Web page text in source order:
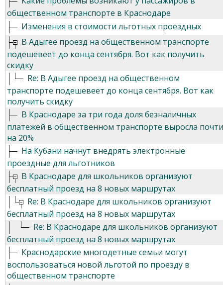
общественном транспорте в Краснодаре
Изменения в стоимости льготных проездных
В Адыгее проезд на общественном транспорте
подешевеет до конца сентября. Вот как получить
скидку
Re: В Адыгее проезд на общественном
транспорте подешевеет до конца сентября. Вот как
получить скидку
В Краснодаре за три года доля безналичных
платежей в общественном транспорте выросла почти
на 20%
На Кубани начнут внедрять электронные
проездные для льготников
В Краснодаре для школьников организуют
бесплатный проезд на 8 новых маршрутах
Re: В Краснодаре для школьников организуют
бесплатный проезд на 8 новых маршрутах
Re: В Краснодаре для школьников организуют
бесплатный проезд на 8 новых маршрутах
Краснодарские многодетные семьи могут
воспользоваться новой льготой по проезду в
общественном транспорте